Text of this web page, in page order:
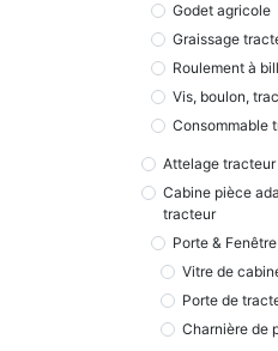
Godet agricole
Graissage
Roulement à
Vis, boulon,
Consommable
Attelage tracteur
Cabine pièce
tracteur
Porte &
Vitre de
Porte de
Charnière de